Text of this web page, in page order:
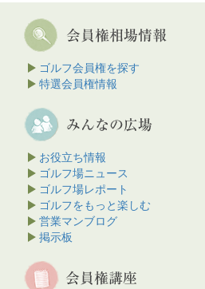
ゴルフ会員権を探す
特選会員権情報
お役立ち情報
ゴルフ場ニュース
ゴルフ場レポート
ゴルフをもっと楽しむ
営業マンブログ
掲示板